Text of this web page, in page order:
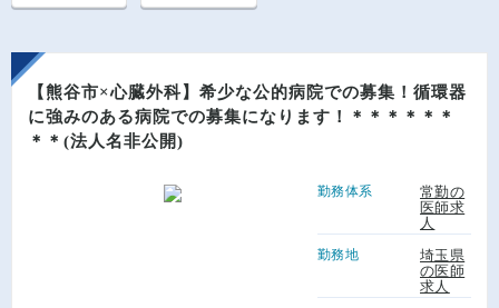
【熊谷市×心臓外科】希少な公的病院での募集！循環器
に強みのある病院での募集になります！＊＊＊＊＊＊
＊＊(法人名非公開)
勤務体系
常勤の
医師求
人
勤務地
埼玉県
の医師
求人